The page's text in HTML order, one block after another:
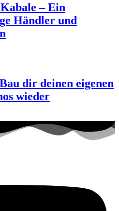
– Ein
Händler und
dir deinen eigenen
wieder